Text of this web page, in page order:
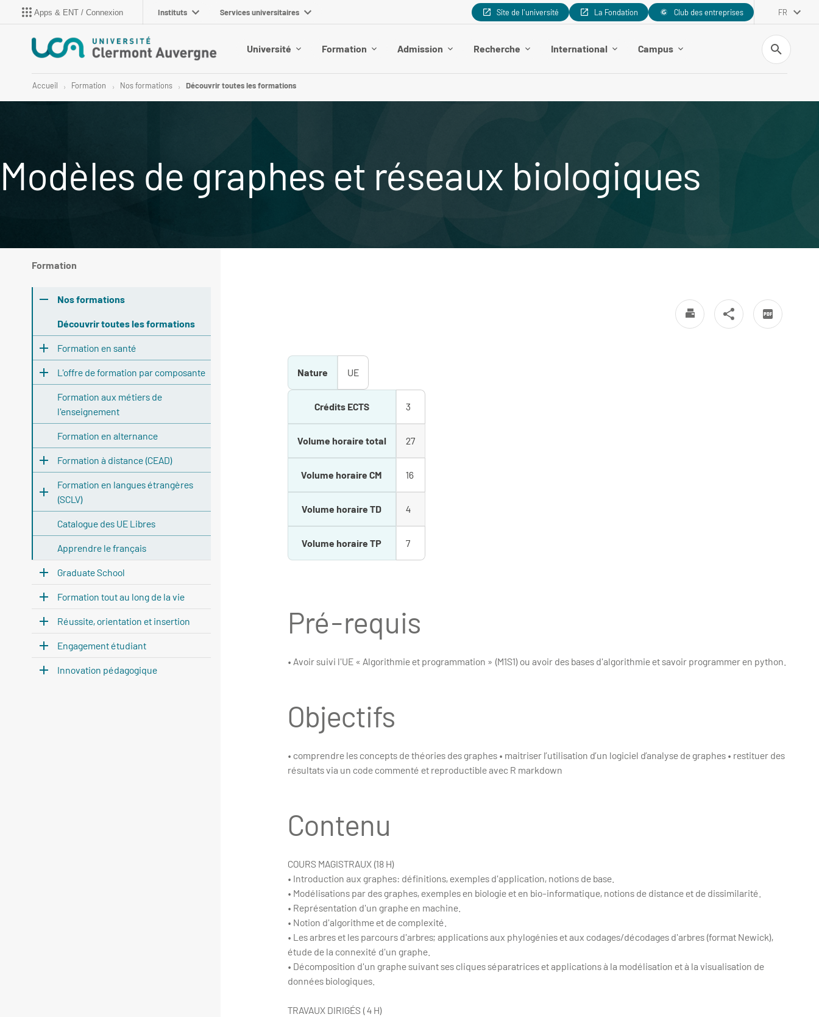
Apps & ENT / Connexion Instituts Services universitaires Site de l'université La Fondation Club des entreprises FR
Université Formation Admission Recherche International Campus
Recherche
Accueil Formation Nos formations Découvrir toutes les formations
Modèles de graphes et réseaux biologiques
Nature UE
Crédits ECTS 3
Volume horaire total 27
Volume horaire CM 16
Volume horaire TD 4
Volume horaire TP 7
Pré-requis
• Avoir suivi l'UE « Algorithmie et programmation » (M1S1) ou avoir des bases d'algorithmie et savoir programmer en python.
Objectifs
• comprendre les concepts de théories des graphes • maitriser l’utilisation d’un logiciel d’analyse de graphes • restituer des
résultats via un code commenté et reproductible avec R markdown
Contenu
COURS MAGISTRAUX (18 H)
• Introduction aux graphes: définitions, exemples d'application, notions de base.
• Modélisations par des graphes, exemples en biologie et en bio-informatique, notions de distance et de dissimilarité.
• Représentation d'un graphe en machine.
• Notion d'algorithme et de complexité.
• Les arbres et les parcours d'arbres; applications aux phylogénies et aux codages/décodages d'arbres (format Newick),
étude de la connexité d'un graphe.
• Décomposition d'un graphe suivant ses cliques séparatrices et applications à la modélisation et à la visualisation de
données biologiques.
TRAVAUX DIRIGÉS ( 4 H)
Formation
Nos formations
Découvrir toutes les formations
Formation en santé
L'offre de formation par composante
Formation aux métiers de
l'enseignement
Formation en alternance
Formation à distance (CEAD)
Formation en langues étrangères
(SCLV)
Catalogue des UE Libres
Apprendre le français
Graduate School
Formation tout au long de la vie
Réussite, orientation et insertion
Engagement étudiant
Innovation pédagogique